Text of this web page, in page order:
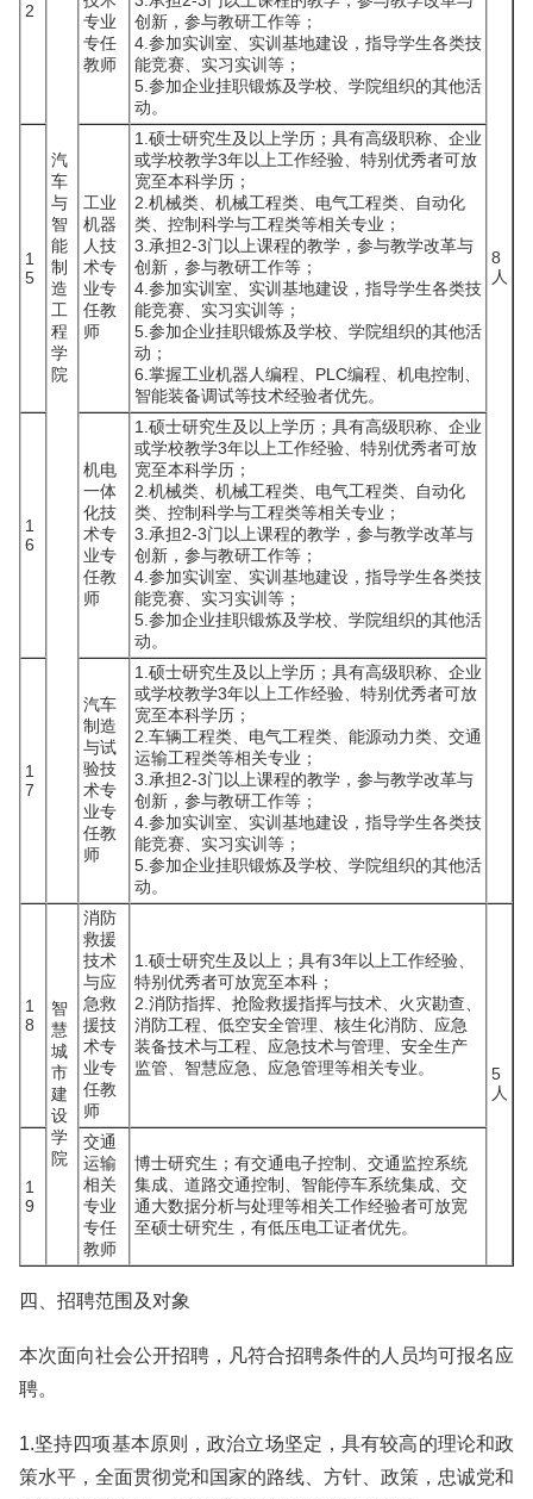
汽
车
与
智
能
制
造
工
程
学
院
8
人
2
专业
专任
教师
创新，参与教研工作等；
4.参加实训室、实训基地建设，指导学生各类技
能竞赛、实习实训等；
5.参加企业挂职锻炼及学校、学院组织的其他活
动。
1
5
工业
机器
人技
术专
业专
任教
师
1.硕士研究生及以上学历；具有高级职称、企业
或学校教学3年以上工作经验、特别优秀者可放
宽至本科学历；
2.机械类、机械工程类、电气工程类、自动化
类、控制科学与工程类等相关专业；
3.承担2-3门以上课程的教学，参与教学改革与
创新，参与教研工作等；
4.参加实训室、实训基地建设，指导学生各类技
能竞赛、实习实训等；
5.参加企业挂职锻炼及学校、学院组织的其他活
动；
6.掌握工业机器人编程、PLC编程、机电控制、
智能装备调试等技术经验者优先。
1
6
机电
一体
化技
术专
业专
任教
师
1.硕士研究生及以上学历；具有高级职称、企业
或学校教学3年以上工作经验、特别优秀者可放
宽至本科学历；
2.机械类、机械工程类、电气工程类、自动化
类、控制科学与工程类等相关专业；
3.承担2-3门以上课程的教学，参与教学改革与
创新，参与教研工作等；
4.参加实训室、实训基地建设，指导学生各类技
能竞赛、实习实训等；
5.参加企业挂职锻炼及学校、学院组织的其他活
动。
1
7
汽车
制造
与试
验技
术专
业专
任教
师
1.硕士研究生及以上学历；具有高级职称、企业
或学校教学3年以上工作经验、特别优秀者可放
宽至本科学历；
2.车辆工程类、电气工程类、能源动力类、交通
运输工程类等相关专业；
3.承担2-3门以上课程的教学，参与教学改革与
创新，参与教研工作等；
4.参加实训室、实训基地建设，指导学生各类技
能竞赛、实习实训等；
5.参加企业挂职锻炼及学校、学院组织的其他活
动。
1
8
智
慧
城
市
建
设
学
院
消防
救援
技术
与应
急救
援技
术专
业专
任教
师
1.硕士研究生及以上；具有3年以上工作经验、
特别优秀者可放宽至本科；
2.消防指挥、抢险救援指挥与技术、火灾勘查、
消防工程、低空安全管理、核生化消防、应急
装备技术与工程、应急技术与管理、安全生产
监管、智慧应急、应急管理等相关专业。
5
人
1
9
交通
运输
相关
专业
专任
教师
博士研究生；有交通电子控制、交通监控系统
集成、道路交通控制、智能停车系统集成、交
通大数据分析与处理等相关工作经验者可放宽
至硕士研究生，有低压电工证者优先。
四、招聘范围及对象
本次面向社会公开招聘，凡符合招聘条件的人员均可报名应
聘。
1.坚持四项基本原则，政治立场坚定，具有较高的理论和政
策水平，全面贯彻党和国家的路线、方针、政策，忠诚党和